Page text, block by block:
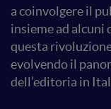
a coinvolgere il
insieme ad
questa
evolvendo il
dell’editoria in